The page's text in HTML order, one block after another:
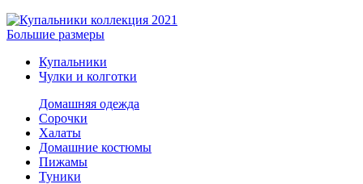
Большие размеры
Купальники
Чулки и колготки
Домашняя одежда
Сорочки
Халаты
Домашние костюмы
Пижамы
Туники